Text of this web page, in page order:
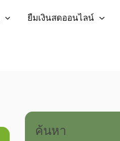
ยืมเงินสดออนไลน์
ค้นหา